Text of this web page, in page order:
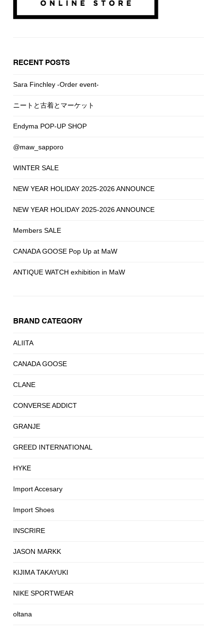
RECENT POSTS
Sara Finchley -Order event-
ニートと古着とマーケット
Endyma POP-UP SHOP
@maw_sapporo
WINTER SALE
NEW YEAR HOLIDAY 2025-2026 ANNOUNCE
NEW YEAR HOLIDAY 2025-2026 ANNOUNCE
Members SALE
CANADA GOOSE Pop Up at MaW
ANTIQUE WATCH exhibition in MaW
BRAND CATEGORY
ALIITA
CANADA GOOSE
CLANE
CONVERSE ADDICT
GRANJE
GREED INTERNATIONAL
HYKE
Import Accesary
Import Shoes
INSCRIRE
JASON MARKK
KIJIMA TAKAYUKI
NIKE SPORTWEAR
oltana